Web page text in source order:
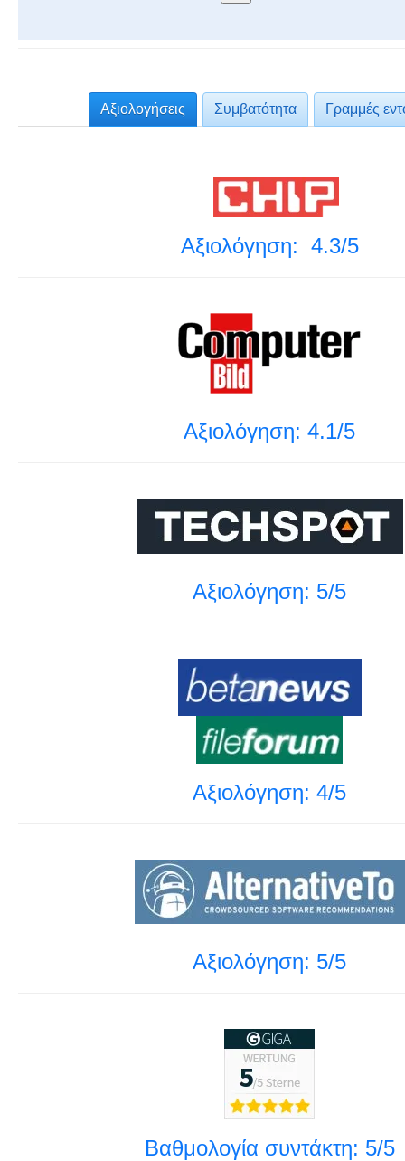
Αξιολογήσεις Συμβατότητα Γραμμές
Αξιολόγηση: 4.3/5
Αξιολόγηση: 4.1/5
Αξιολόγηση: 5/5
Αξιολόγηση: 4/5
Αξιολόγηση: 5/5
Βαθμολογία συντάκτη: 5/5